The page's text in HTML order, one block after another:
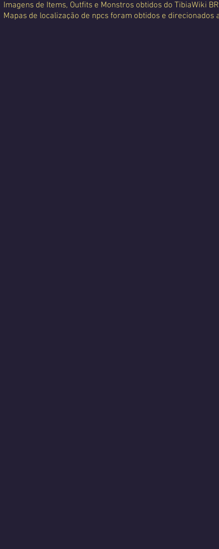
Imagens de Items, Outfits e Monstros obtidos do TibiaWiki
Mapas de localização de npcs foram obtidos e direcionados